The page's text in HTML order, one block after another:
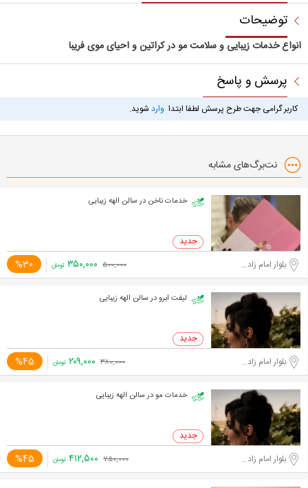
توضیحات
انواع خدمات زیبایی و سلامت مو در کراتین و احیای موی فریبا
پرسش و پاسخ
کاربر گرامی جهت طرح پرسش لطفا ابتدا وارد شوید.
نت‌برگ‌های مشابه
خدمات ناخن در سالن الهه زیبایی
بلوار امام زاده حسن %30 ۵۰۰,۰۰۰ ۳۵۰,۰۰۰ تومان
لیفت ابرو در سالن الهه زیبایی
بلوار امام زاده حسن %45 ۳۸۰,۰۰۰ ۲۰۹,۰۰۰ تومان
خدمات مو در سالن الهه زیبایی
بلوار امام زاده حسن %45 ۷۵۰,۰۰۰ ۴۱۲,۵۰۰ تومان